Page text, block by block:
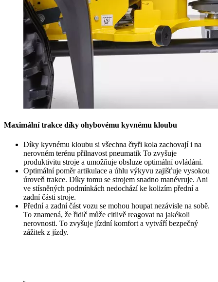
Maximální trakce díky ohybovému kyvnému kloubu
Díky kyvnému kloubu si všechna čtyři kola zachovají i na
nerovném terénu přilnavost pneumatik To zvyšuje
produktivitu stroje a umožňuje obsluze optimální ovládání.
Optimální poměr artikulace a úhlu výkyvu zajišťuje vysokou
úroveň trakce. Díky tomu se strojem snadno manévruje. Ani
ve stísněných podmínkách nedochází ke kolizím přední a
zadní části stroje.
Přední a zadní část vozu se mohou houpat nezávisle na sobě.
To znamená, že řidič může citlivě reagovat na jakékoli
nerovnosti. To zvyšuje jízdní komfort a vytváří bezpečný
zážitek z jízdy.